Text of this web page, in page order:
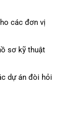
các đơn vị
sơ kỹ thuật
dự án đòi hỏi